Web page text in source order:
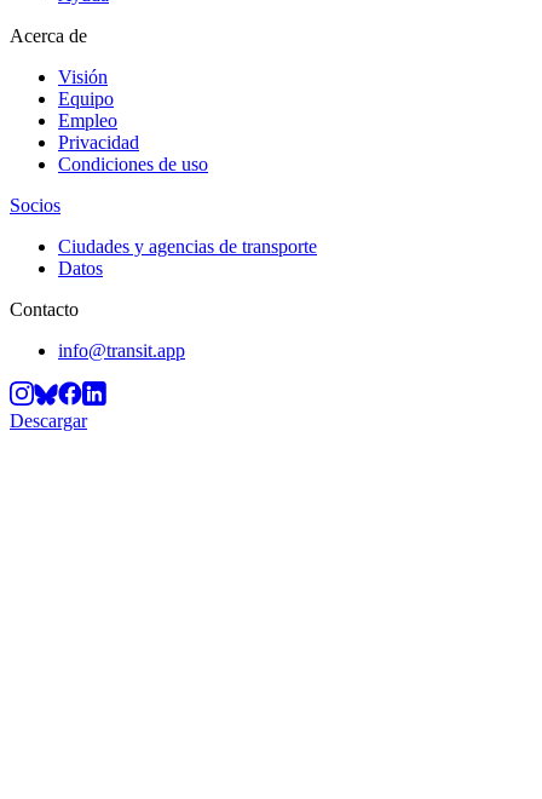
Acerca de
Visión
Equipo
Empleo
Privacidad
Condiciones de uso
Socios
Ciudades y agencias de transporte
Datos
Contacto
info@transit.app
Descargar